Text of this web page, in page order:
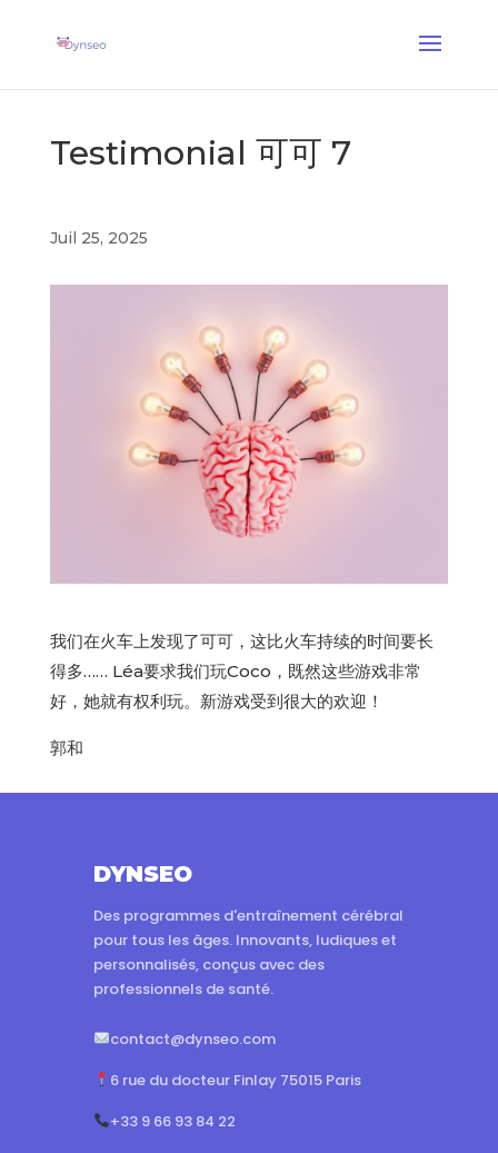
Testimonial 可可 7
Juil 25, 2025
我们在火车上发现了可可，这比火车持续的时间要长
得多…… Léa要求我们玩Coco，既然这些游戏非常
好，她就有权利玩。新游戏受到很大的欢迎！
郭和
DYNSEO
Des programmes d'entraînement cérébral
pour tous les âges. Innovants, ludiques et
personnalisés, conçus avec des
professionnels de santé.
contact@dynseo.com
6 rue du docteur Finlay 75015 Paris
+33 9 66 93 84 22